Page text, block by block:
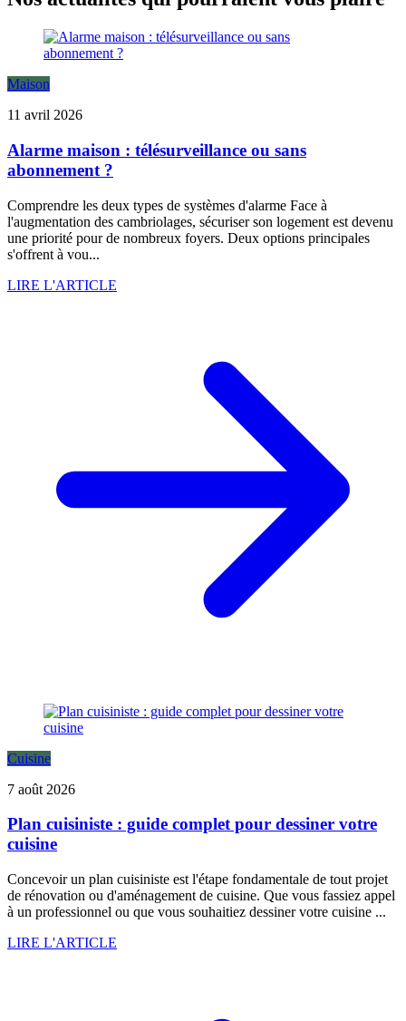
Maison
11 avril 2026
Alarme maison : télésurveillance ou sans
abonnement ?
Comprendre les deux types de systèmes d'alarme Face à
l'augmentation des cambriolages, sécuriser son logement est devenu
une priorité pour de nombreux foyers. Deux options principales
s'offrent à vou...
LIRE L'ARTICLE
Cuisine
7 août 2026
Plan cuisiniste : guide complet pour dessiner votre
cuisine
Concevoir un plan cuisiniste est l'étape fondamentale de tout projet
de rénovation ou d'aménagement de cuisine. Que vous fassiez appel
à un professionnel ou que vous souhaitiez dessiner votre cuisine ...
LIRE L'ARTICLE